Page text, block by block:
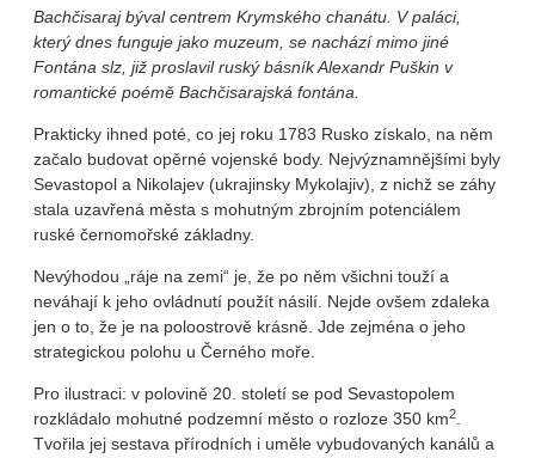
Bachčisaraj býval centrem Krymského chanátu. V paláci,
který dnes funguje jako muzeum, se nachází mimo jiné
Fontána slz, již proslavil ruský básník Alexandr Puškin v
romantické poémě Bachčisarajská fontána.
Prakticky ihned poté, co jej roku 1783 Rusko získalo, na něm
začalo budovat opěrné vojenské body. Nejvýznamnějšími byly
Sevastopol a Nikolajev (ukrajinsky Mykolajiv), z nichž se záhy
stala uzavřená města s mohutným zbrojním potenciálem
ruské černomořské základny.
Nevýhodou „ráje na zemi“ je, že po něm všichni touží a
neváhají k jeho ovládnutí použít násilí. Nejde ovšem zdaleka
jen o to, že je na poloostrově krásně. Jde zejména o jeho
strategickou polohu u Černého moře.
Pro ilustraci: v polovině 20. století se pod Sevastopolem
rozkládalo mohutné podzemní město o rozloze 350 km2
Tvořila jej sestava přírodních i uměle vybudovaných kanálů a